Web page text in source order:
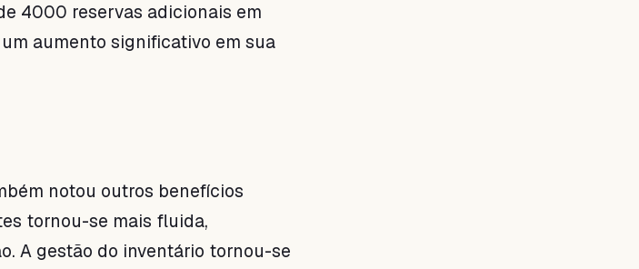
4000 reservas adicionais em
aumento significativo em sua
notou outros benefícios
tornou-se mais fluida,
A gestão do inventário tornou-se